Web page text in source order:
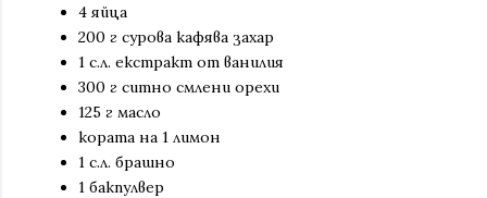
4 яйца
200 г сурова кафява захар
1 с.л. екстракт от ванилия
300 г ситно смлени орехи
125 г масло
кората на 1 лимон
1 с.л. брашно
1 бакпулвер